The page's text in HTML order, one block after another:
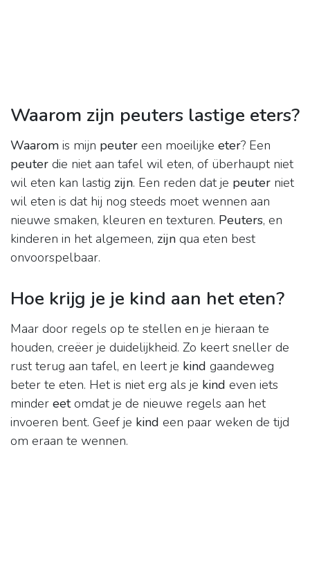
Waarom zijn peuters lastige eters?
Waarom is mijn peuter een moeilijke eter? Een
peuter die niet aan tafel wil eten, of überhaupt niet
wil eten kan lastig zijn. Een reden dat je peuter niet
wil eten is dat hij nog steeds moet wennen aan
nieuwe smaken, kleuren en texturen. Peuters, en
kinderen in het algemeen, zijn qua eten best
onvoorspelbaar.
Hoe krijg je je kind aan het eten?
Maar door regels op te stellen en je hieraan te
houden, creëer je duidelijkheid. Zo keert sneller de
rust terug aan tafel, en leert je kind gaandeweg
beter te eten. Het is niet erg als je kind even iets
minder eetomdat je de nieuwe regels aan het
invoeren bent. Geef je kind een paar weken de tijd
om eraan te wennen.